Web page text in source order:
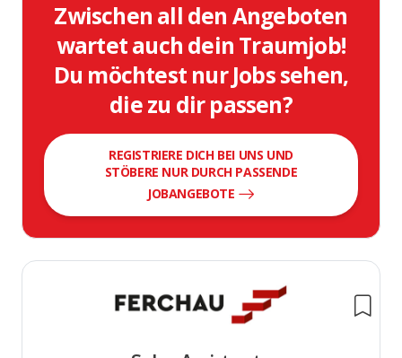
Zwischen all den Angeboten
wartet auch dein Traumjob!
Du möchtest nur Jobs sehen,
die zu dir passen?
REGISTRIERE DICH BEI UNS UND
STÖBERE NUR DURCH PASSENDE
JOBANGEBOTE